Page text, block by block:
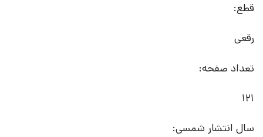
قطع:
رقعی
تعداد صفحه:
121
سال انتشار شمسی: